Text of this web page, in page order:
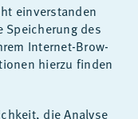
ein­ver­stan­den
des
In­ter­net-Brow­
hier­zu fin­den
die Ana­ly­se